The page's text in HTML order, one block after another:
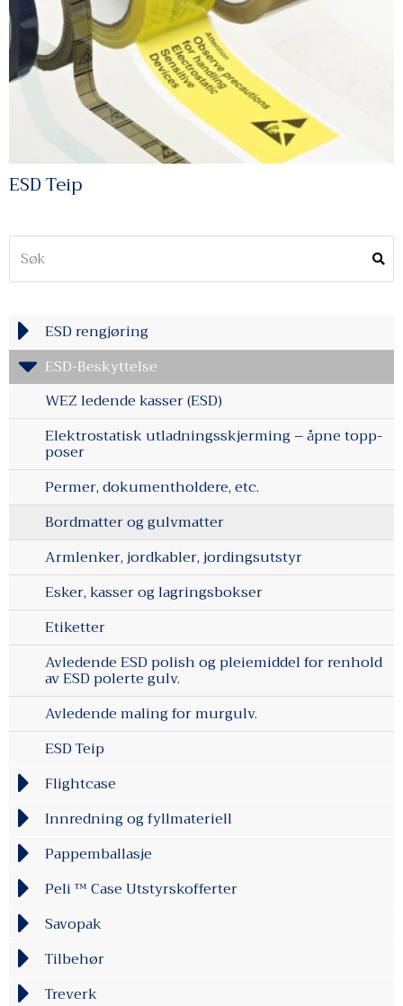
ESD Teip
ESD rengjøring
ESD-Beskyttelse
WEZ ledende kasser (ESD)
Elektrostatisk utladningsskjerming – åpne topp-
poser
Permer, dokumentholdere, etc.
Bordmatter og gulvmatter
Armlenker, jordkabler, jordingsutstyr
Esker, kasser og lagringsbokser
Etiketter
Avledende ESD polish og pleiemiddel for renhold
av ESD polerte gulv.
Avledende maling for murgulv.
ESD Teip
Flightcase
Innredning og fyllmateriell
Pappemballasje
Peli ™ Case Utstyrskofferter
Savopak
Tilbehør
Treverk